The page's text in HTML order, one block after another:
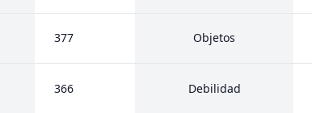
377 Objetos
366 Debilidad